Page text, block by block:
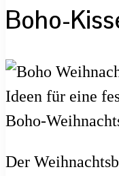
Boho-
Der